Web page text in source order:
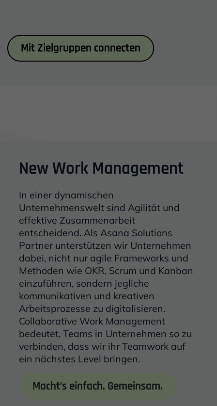
Inhalt
Mit Zielgruppen connecten
New Work Management
Intro:
In einer dynamischen
Unternehmenswelt sind Agilität und
effektive Zusammenarbeit
entscheidend. Als Asana Solutions
Partner unterstützen wir Unternehmen
dabei, nicht nur agile Frameworks und
Methoden wie OKR, Scrum und Kanban
einzuführen, sondern jegliche
kommunikativen und kreativen
Arbeitsprozesse zu digitalisieren.
Collaborative Work Management
bedeutet, Teams in Unternehmen so zu
verbinden, dass wir ihr Teamwork auf
ein nächstes Level bringen.
Macht’s einfach. Gemeinsam.